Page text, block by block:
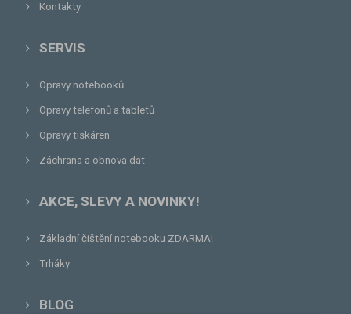
Kontakty
SERVIS
Opravy notebooků
Opravy telefonů a tabletů
Opravy tiskáren
Záchrana a obnova dat
AKCE, SLEVY A NOVINKY!
Základní čištění notebooku ZDARMA!
Trháky
BLOG